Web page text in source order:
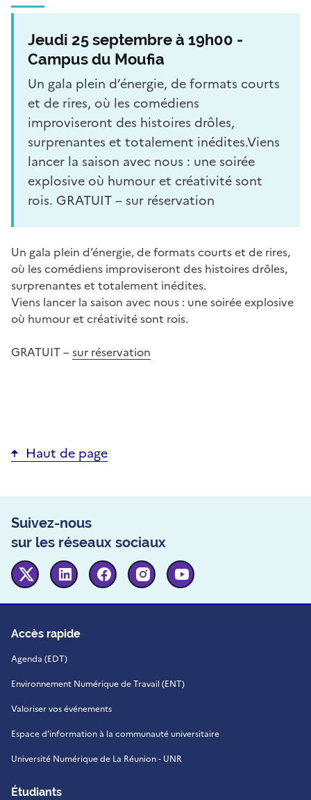
Jeudi 25 septembre à 19h00 -
Campus du Moufia
Un gala plein d’énergie, de formats courts
et de rires, où les comédiens
improviseront des histoires drôles,
surprenantes et totalement inédites.Viens
lancer la saison avec nous : une soirée
explosive où humour et créativité sont
rois. GRATUIT – sur réservation
Un gala plein d’énergie, de formats courts et de rires,
où les comédiens improviseront des histoires drôles,
surprenantes et totalement inédites.
Viens lancer la saison avec nous : une soirée explosive
où humour et créativité sont rois.
GRATUIT –sur réservation
Haut de page
Suivez-nous
sur les réseaux sociaux
Twitter Linkedin FacebookInstagram
Accès rapide
Agenda (EDT)
Environnement Numérique de Travail (ENT)
Valoriser vos événements
Espace d'information à la communauté universitaire
Université Numérique de La Réunion - UNR
Étudiants